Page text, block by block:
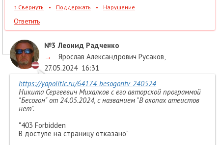
↑ Свернуть • Поддержать • Нарушение
Ответить
№3 Леонид Радченко
→
Ярослав Александрович Русаков,
27.05.2024 16:31
https://yapolitic.ru/64174-besogontv-240524
Никита Сергеевич Михалков с его авторской программой
"Бесогон" от 24.05.2024, с названием "В окопах атеистов
нет".
"403 Forbidden
В доступе на страницу отказано"